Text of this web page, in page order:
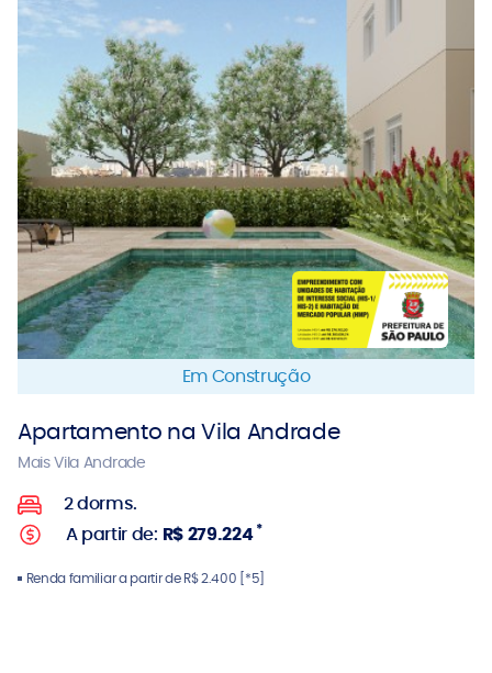
Em Construção
Apartamento na Vila Andrade
Mais Vila Andrade
2 dorms.
A partir de: R$ 279.224*
Renda familiar a partir de R$ 2.400 [*5]